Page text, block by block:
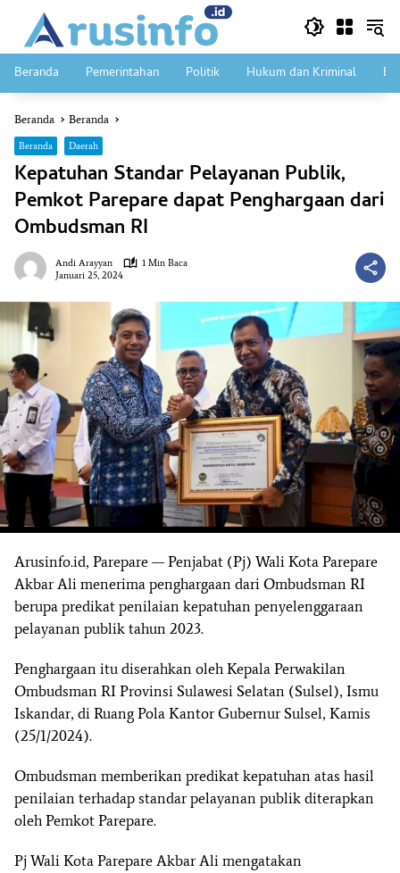
konten
Beranda Pemerintahan Politik Hukum dan Kriminal
Beranda Beranda
Beranda Daerah
Kepatuhan Standar Pelayanan Publik,
Pemkot Parepare dapat Penghargaan dari
Ombudsman RI
Andi Arayyan
1 Min Baca
Januari 25, 2024
Arusinfo.id, Parepare — Penjabat (Pj) Wali Kota Parepare
Akbar Ali menerima penghargaan dari Ombudsman RI
berupa predikat penilaian kepatuhan penyelenggaraan
pelayanan publik tahun 2023.
Penghargaan itu diserahkan oleh Kepala Perwakilan
Ombudsman RI Provinsi Sulawesi Selatan (Sulsel), Ismu
Iskandar, di Ruang Pola Kantor Gubernur Sulsel, Kamis
(25/1/2024).
Ombudsman memberikan predikat kepatuhan atas hasil
penilaian terhadap standar pelayanan publik diterapkan
oleh Pemkot Parepare.
Pj Wali Kota Parepare Akbar Ali mengatakan